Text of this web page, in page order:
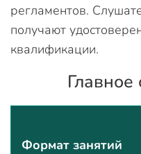
регламентов.
получают
квалификации.
Формат занятий